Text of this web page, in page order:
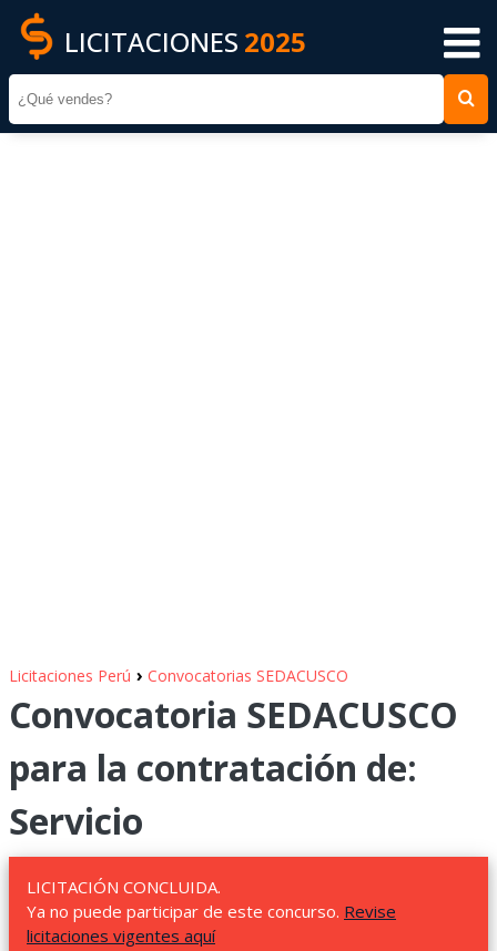
LICITACIONES 2025
Licitaciones Perú › Convocatorias SEDACUSCO
Convocatoria SEDACUSCO
para la contratación de:
Servicio
LICITACIÓN CONCLUIDA.
Ya no puede participar de este concurso. Revise
licitaciones vigentes aquí